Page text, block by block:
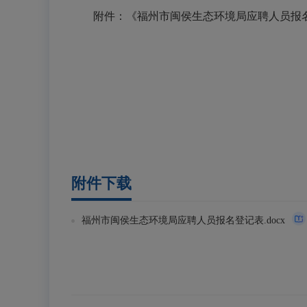
附件：《福州市闽侯生态环境局应聘人员报
附件下载
福州市闽侯生态环境局应聘人员报名登记表.docx